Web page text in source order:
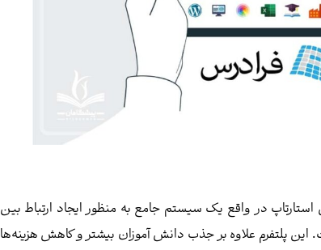
در واقع یک سیستم جامع به منظور ایجاد ارتباط بین
این پلتفرم علاوه بر جذب دانش آموزان بیشتر و کاهش هزینه‌ها